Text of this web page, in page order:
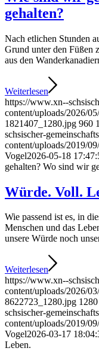
gehalten?
Nach etlichen Stunden
Grund unter den Füßen
aus den
Weiterlesen
https://www.xn--
content/uploads/2026/
1821407_1280.jpg 960
schsischer-
content/uploads/2019/
Vogel2026-05-18
gehalten? Wo sind wir
Würde. Voll.
Wie passend ist es, in
Menschen und das
unsere Würde noch
Weiterlesen
https://www.xn--
content/uploads/2026/
8622723_1280.jpg 1280
schsischer-
content/uploads/2019/
Vogel2026-03-17
Leben.